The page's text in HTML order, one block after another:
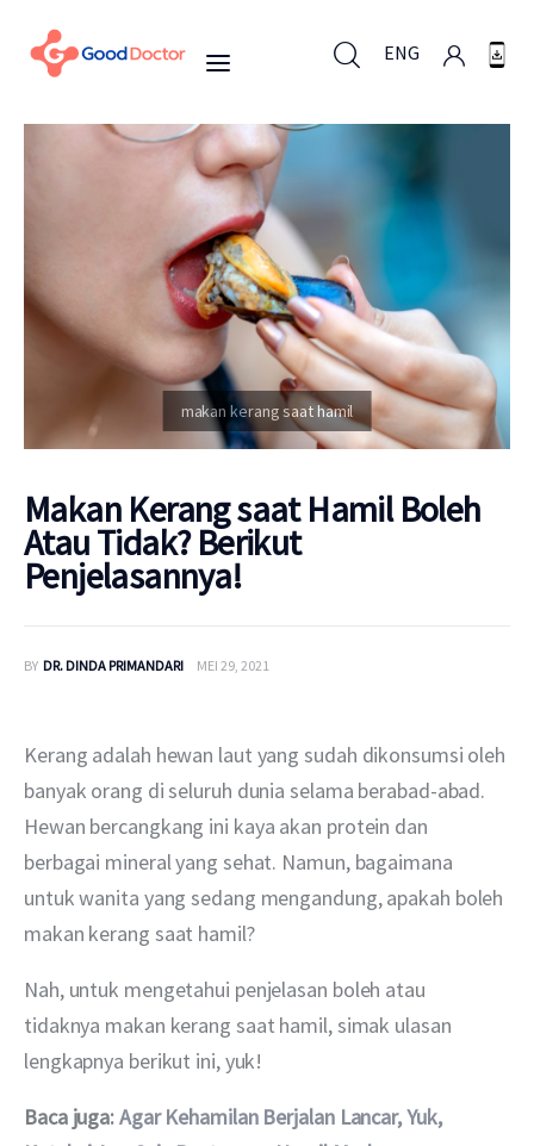
ENG
Untuk Bisnis
Untuk Anda
Mengapa Good Doctor
Berita
Layanan
Makan Kerang saat Hamil Boleh
Atau Tidak? Berikut
Penjelasannya!
BY DR. DINDA PRIMANDARI MEI 29, 2021
Kerang adalah hewan laut yang sudah dikonsumsi oleh
banyak orang di seluruh dunia selama berabad-abad.
Hewan bercangkang ini kaya akan protein dan
berbagai mineral yang sehat. Namun, bagaimana
untuk wanita yang sedang mengandung, apakah boleh
makan kerang saat hamil?
Nah, untuk mengetahui penjelasan boleh atau
tidaknya makan kerang saat hamil, simak ulasan
lengkapnya berikut ini, yuk!
Baca juga: Agar Kehamilan Berjalan Lancar, Yuk,